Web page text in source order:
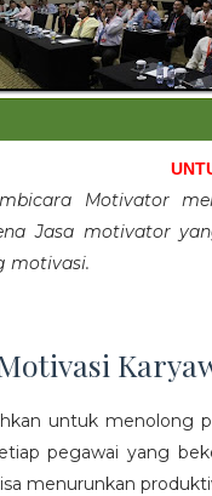
Motivator
Jasa motivator
motivasi.
untuk menolong
pegawai yang
menurunkan